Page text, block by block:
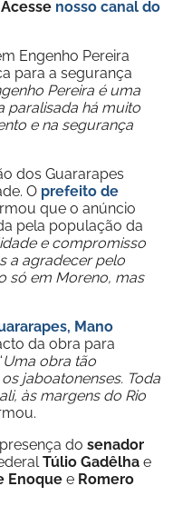
nosso canal do
Engenho Pereira
para a segurança
Pereira é uma
paralisada há muito
e na segurança
dos Guararapes
O prefeito de
que o anúncio
pela população da
e compromisso
a agradecer pelo
só em Moreno, mas
Mano
da obra para
Uma obra tão
jaboatonenses. Toda
às margens do Rio
do senador
Túlio Gadêlha e
Enoque e Romero